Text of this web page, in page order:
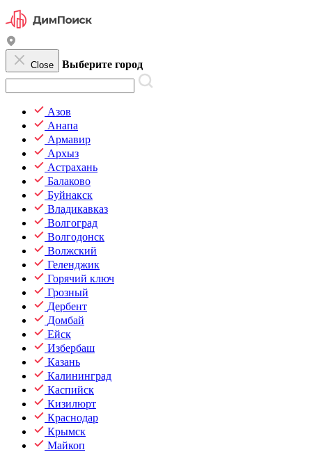
Close Выберите город
Азов
Анапа
Армавир
Архыз
Астрахань
Балаково
Буйнакск
Владикавказ
Волгоград
Волгодонск
Волжский
Геленджик
Горячий ключ
Грозный
Дербент
Домбай
Ейск
Избербаш
Казань
Калининград
Каспийск
Кизилюрт
Краснодар
Крымск
Майкоп